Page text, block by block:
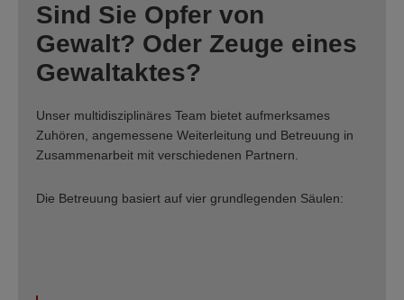
Sind Sie Opfer von
Gewalt? Oder Zeuge eines
Gewaltaktes?
Unser multidisziplinäres Team bietet aufmerksames
Zuhören, angemessene Weiterleitung und Betreuung in
Zusammenarbeit mit verschiedenen Partnern.
Die Betreuung basiert auf vier grundlegenden Säulen: